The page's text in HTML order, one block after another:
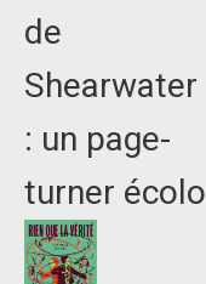
de
Shearwater
: un page-
turner écolo